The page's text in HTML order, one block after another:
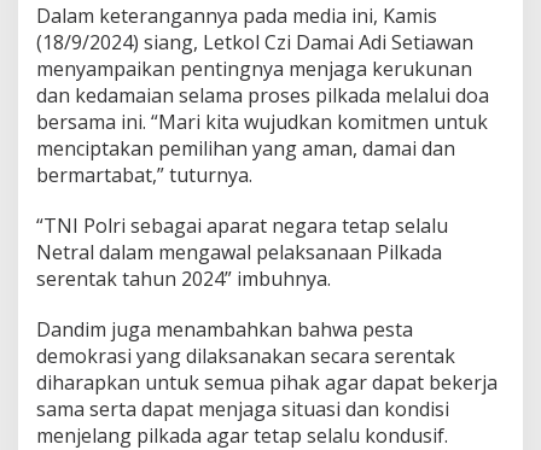
L
i
n
t
a
s
A
g
a
a
Dalam keterangannya pada media ini, Kamis
(18/9/2024) siang, Letkol Czi Damai Adi Setiawan
menyampaikan pentingnya menjaga kerukunan
dan kedamaian selama proses pilkada melalui doa
bersama ini. “Mari kita wujudkan komitmen untuk
menciptakan pemilihan yang aman, damai dan
bermartabat,” tuturnya.
“TNI Polri sebagai aparat negara tetap selalu
Netral dalam mengawal pelaksanaan Pilkada
serentak tahun 2024” imbuhnya.
Dandim juga menambahkan bahwa pesta
demokrasi yang dilaksanakan secara serentak
diharapkan untuk semua pihak agar dapat bekerja
sama serta dapat menjaga situasi dan kondisi
menjelang pilkada agar tetap selalu kondusif.